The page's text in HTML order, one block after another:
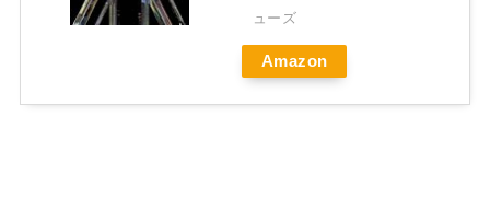
ューズ
Amazon